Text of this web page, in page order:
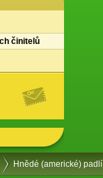
činitelů
Hnědé (americké)